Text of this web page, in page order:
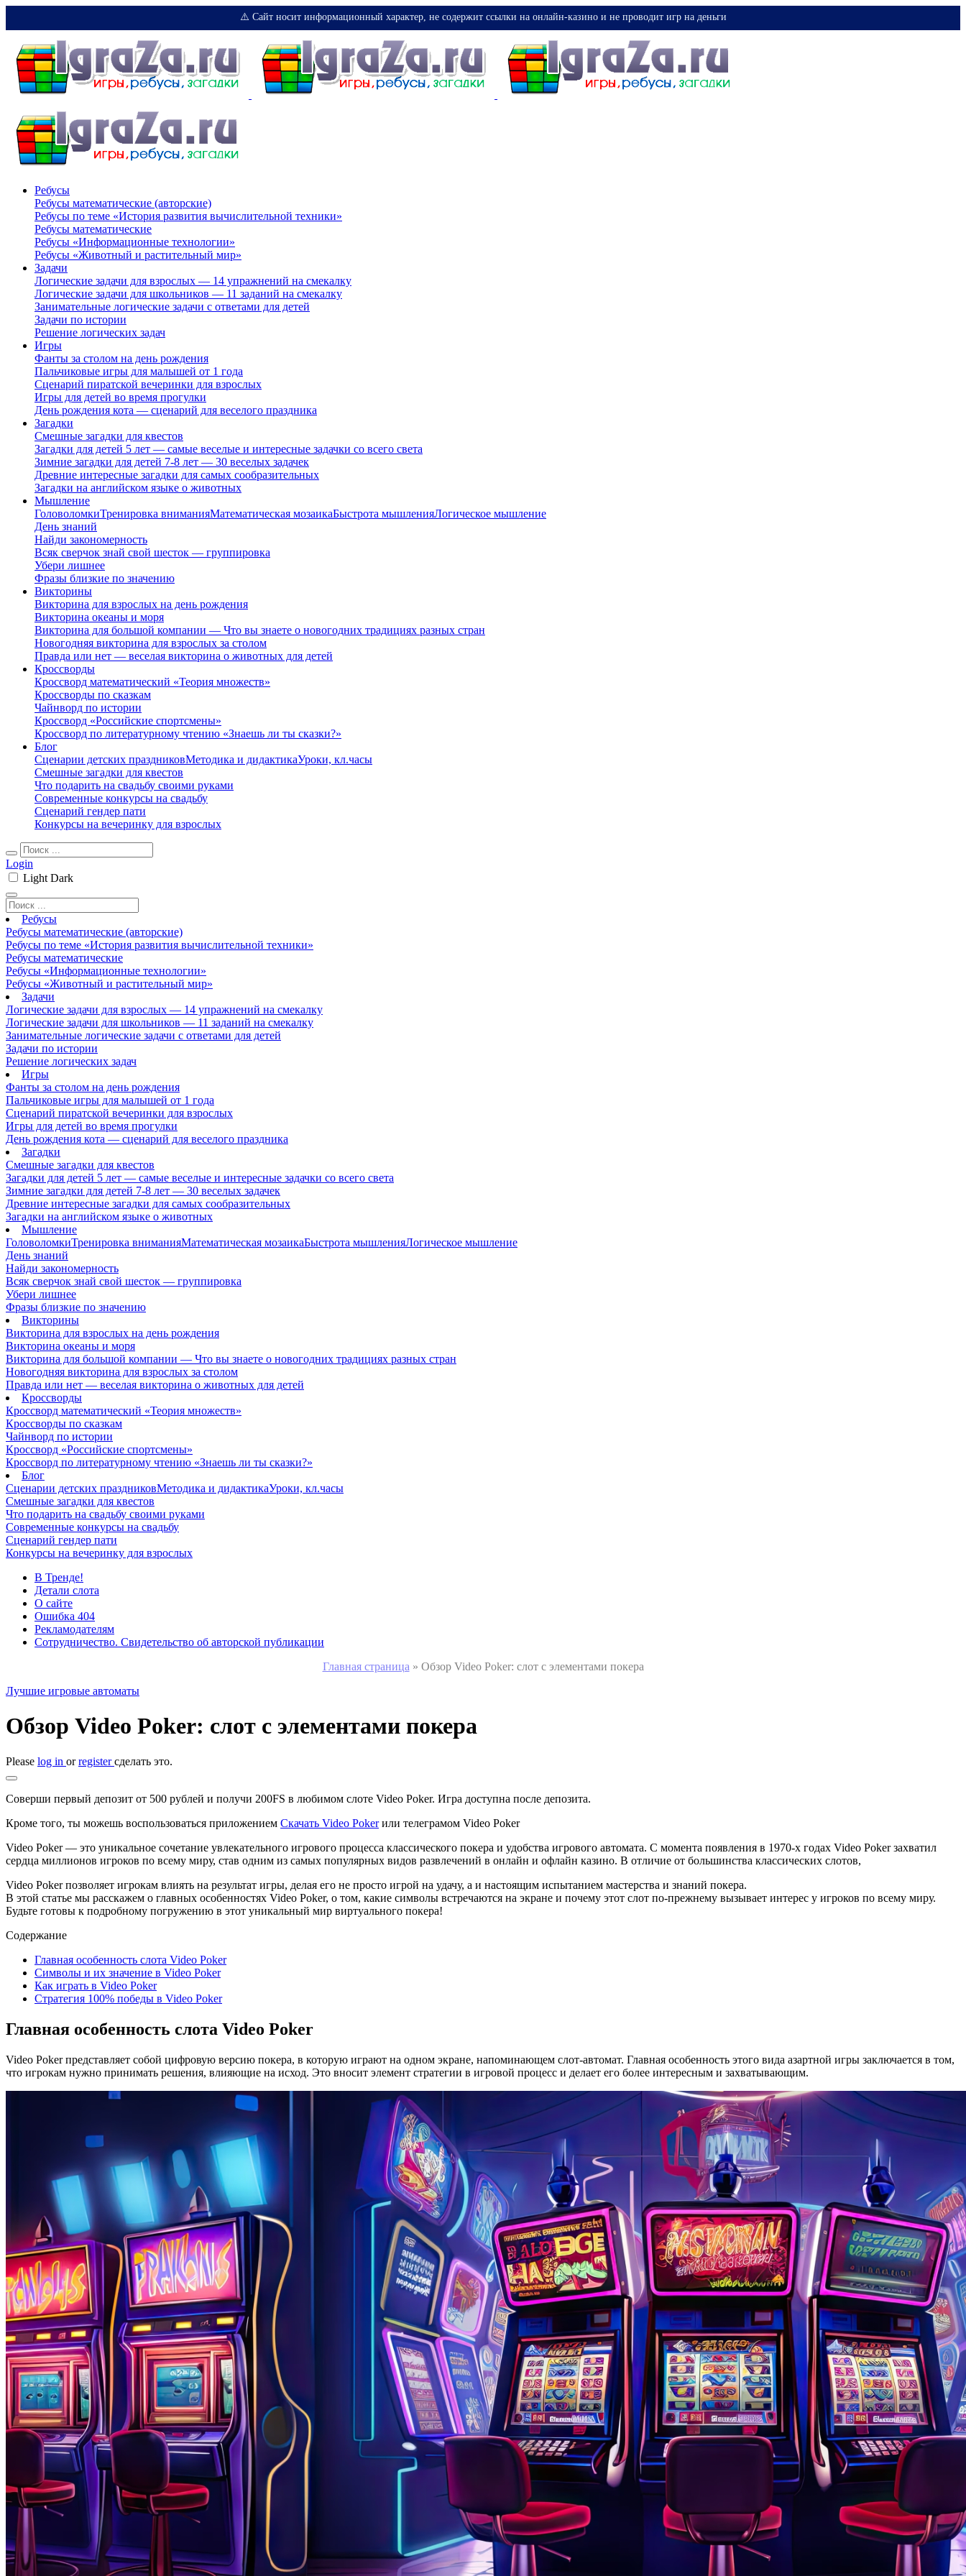
⚠️ Сайт носит информационный характер, не содержит ссылки на онлайн-казино и не проводит игр на деньги
Ребусы
Ребусы математические (авторские)
Ребусы по теме «История развития вычислительной техники»
Ребусы математические
Ребусы «Информационные технологии»
Ребусы «Животный и растительный мир»
Задачи
Логические задачи для взрослых — 14 упражнений на смекалку
Логические задачи для школьников — 11 заданий на смекалку
Занимательные логические задачи с ответами для детей
Задачи по истории
Решение логических задач
Игры
Фанты за столом на день рождения
Пальчиковые игры для малышей от 1 года
Сценарий пиратской вечеринки для взрослых
Игры для детей во время прогулки
День рождения кота — сценарий для веселого праздника
Загадки
Смешные загадки для квестов
Загадки для детей 5 лет — самые веселые и интересные задачки со всего света
Зимние загадки для детей 7-8 лет — 30 веселых задачек
Древние интересные загадки для самых сообразительных
Загадки на английском языке о животных
Мышление
ГоловоломкиТренировка вниманияМатематическая мозаикаБыстрота мышленияЛогическое мышление
День знаний
Найди закономерность
Всяк сверчок знай свой шесток — группировка
Убери лишнее
Фразы близкие по значению
Викторины
Викторина для взрослых на день рождения
Викторина океаны и моря
Викторина для большой компании — Что вы знаете о новогодних традициях разных стран
Новогодняя викторина для взрослых за столом
Правда или нет — веселая викторина о животных для детей
Кроссворды
Кроссворд математический «Теория множеств»
Кроссворды по сказкам
Чайнворд по истории
Кроссворд «Российские спортсмены»
Кроссворд по литературному чтению «Знаешь ли ты сказки?»
Блог
Сценарии детских праздниковМетодика и дидактикаУроки, кл.часы
Смешные загадки для квестов
Что подарить на свадьбу своими руками
Современные конкурсы на свадьбу
Сценарий гендер пати
Конкурсы на вечеринку для взрослых
Login
Light Dark
Ребусы
Ребусы математические (авторские)
Ребусы по теме «История развития вычислительной техники»
Ребусы математические
Ребусы «Информационные технологии»
Ребусы «Животный и растительный мир»
Задачи
Логические задачи для взрослых — 14 упражнений на смекалку
Логические задачи для школьников — 11 заданий на смекалку
Занимательные логические задачи с ответами для детей
Задачи по истории
Решение логических задач
Игры
Фанты за столом на день рождения
Пальчиковые игры для малышей от 1 года
Сценарий пиратской вечеринки для взрослых
Игры для детей во время прогулки
День рождения кота — сценарий для веселого праздника
Загадки
Смешные загадки для квестов
Загадки для детей 5 лет — самые веселые и интересные задачки со всего света
Зимние загадки для детей 7-8 лет — 30 веселых задачек
Древние интересные загадки для самых сообразительных
Загадки на английском языке о животных
Мышление
ГоловоломкиТренировка вниманияМатематическая мозаикаБыстрота мышленияЛогическое мышление
День знаний
Найди закономерность
Всяк сверчок знай свой шесток — группировка
Убери лишнее
Фразы близкие по значению
Викторины
Викторина для взрослых на день рождения
Викторина океаны и моря
Викторина для большой компании — Что вы знаете о новогодних традициях разных стран
Новогодняя викторина для взрослых за столом
Правда или нет — веселая викторина о животных для детей
Кроссворды
Кроссворд математический «Теория множеств»
Кроссворды по сказкам
Чайнворд по истории
Кроссворд «Российские спортсмены»
Кроссворд по литературному чтению «Знаешь ли ты сказки?»
Блог
Сценарии детских праздниковМетодика и дидактикаУроки, кл.часы
Смешные загадки для квестов
Что подарить на свадьбу своими руками
Современные конкурсы на свадьбу
Сценарий гендер пати
Конкурсы на вечеринку для взрослых
В Тренде!
Детали слота
О сайте
Ошибка 404
Рекламодателям
Сотрудничество. Свидетельство об авторской публикации
Главная страница » Обзор Video Poker: слот с элементами покера
Лучшие игровые автоматы
Обзор Video Poker: слот с элементами покера
Please log in orregisterсделать это.
Соверши первый депозит от 500 рублей и получи 200FS в любимом слоте Video Poker. Игра доступна после депозита.
Кроме того, ты можешь воспользоваться приложением Скачать Video Pokerили телеграмом Video Poker
Video Poker — это уникальное сочетание увлекательного игрового процесса классического покера и удобства игрового автомата. С момента появления в 1970-х годах Video Poker захватил
сердца миллионов игроков по всему миру, став одним из самых популярных видов развлечений в онлайн и офлайн казино. В отличие от большинства классических слотов,
Video Poker позволяет игрокам влиять на результат игры, делая его не просто игрой на удачу, а и настоящим испытанием мастерства и знаний покера.
В этой статье мы расскажем о главных особенностях Video Poker, о том, какие символы встречаются на экране и почему этот слот по-прежнему вызывает интерес у игроков по всему миру.
Будьте готовы к подробному погружению в этот уникальный мир виртуального покера!
Содержание
Главная особенность слота Video Poker
Символы и их значение в Video Poker
Как играть в Video Poker
Стратегия 100% победы в Video Poker
Главная особенность слота Video Poker
Video Poker представляет собой цифровую версию покера, в которую играют на одном экране, напоминающем слот-автомат. Главная особенность этого вида азартной игры заключается в том,
что игрокам нужно принимать решения, влияющие на исход. Это вносит элемент стратегии в игровой процесс и делает его более интересным и захватывающим.